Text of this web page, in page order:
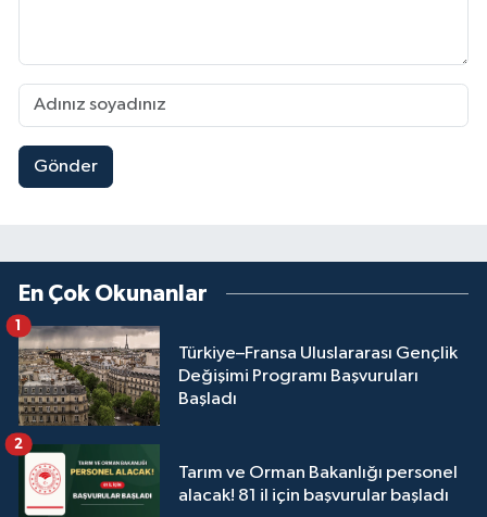
Gönder
En Çok Okunanlar
Türkiye–Fransa Uluslararası Gençlik
Değişimi Programı Başvuruları
Başladı
1
Tarım ve Orman Bakanlığı personel
alacak! 81 il için başvurular başladı
2